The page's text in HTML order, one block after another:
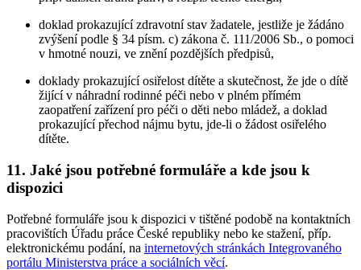
doklad prokazující zdravotní stav žadatele, jestliže je žádáno
zvýšení podle § 34 písm. c) zákona č. 111/2006 Sb., o pomoci
v hmotné nouzi, ve znění pozdějších předpisů,
doklady prokazující osiřelost dítěte a skutečnost, že jde o dítě
žijící v náhradní rodinné péči nebo v plném přímém
zaopatření zařízení pro péči o děti nebo mládež, a doklad
prokazující přechod nájmu bytu, jde-li o žádost osiřelého
dítěte.
11. Jaké jsou potřebné formuláře a kde jsou k
dispozici
Potřebné formuláře jsou k dispozici v tištěné podobě na kontaktních
pracovištích Úřadu práce České republiky nebo ke stažení, příp.
elektronickému podání, na internetových stránkách Integrovaného
portálu Ministerstva práce a sociálních věcí.